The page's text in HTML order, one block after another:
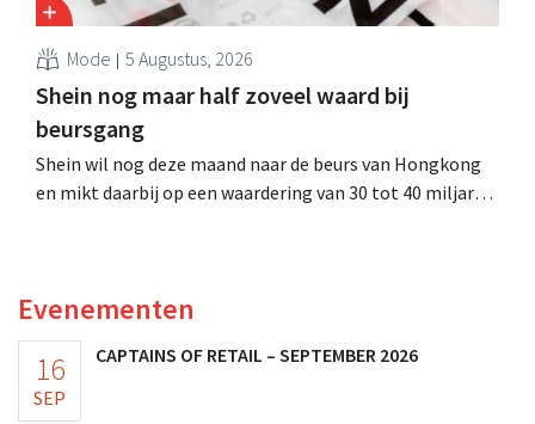
Mode 5 Augustus, 2026
Shein nog maar half zoveel waard bij
beursgang
Shein wil nog deze maand naar de beurs van Hongkong
en mikt daarbij op een waardering van 30 tot 40 miljard
Evenementen
16
SEP
CAPTAINS OF RETAIL – SEPTEMBER 2026